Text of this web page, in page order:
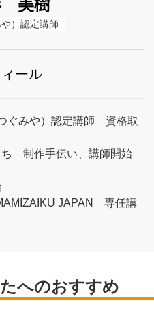
美樹
）認定講師
ール
ぐみや）認定講師 資格取
制作手伝い、講師開始
JAPAN 専任講